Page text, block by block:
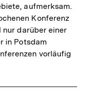
aufmerksam.
Konferenz
darüber einer
in Potsdam
vorläufig